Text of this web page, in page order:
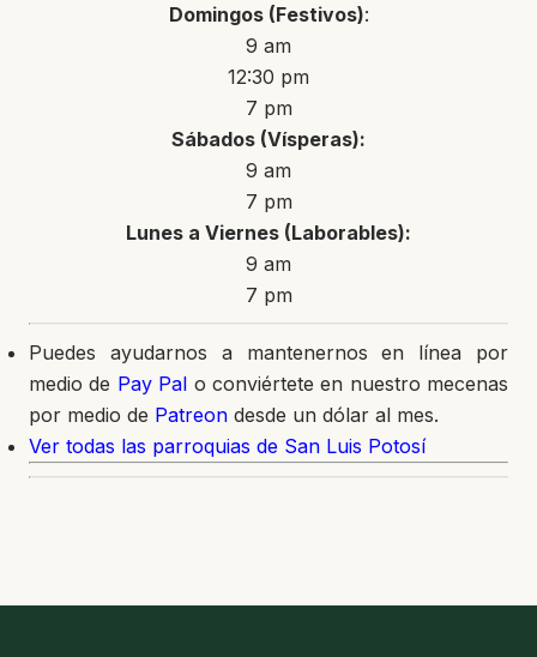
Domingos (Festivos):
9 am
12:30 pm
7 pm
Sábados (Vísperas):
9 am
7 pm
Lunes a Viernes (Laborables):
9 am
7 pm
Puedes ayudarnos a mantenernos en línea por
medio de Pay Pal o conviértete en nuestro mecenas
por medio de Patreon desde un dólar al mes.
Ver todas las parroquias de San Luis Potosí